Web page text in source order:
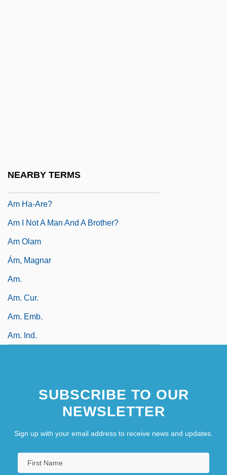
NEARBY TERMS
Am Ha-Are?
Am I Not A Man And A Brother?
Am Olam
Ám, Magnar
Am.
Am. Cur.
Am. Emb.
Am. Ind.
SUBSCRIBE TO OUR
NEWSLETTER
Sign up with your email address to receive news and updates.